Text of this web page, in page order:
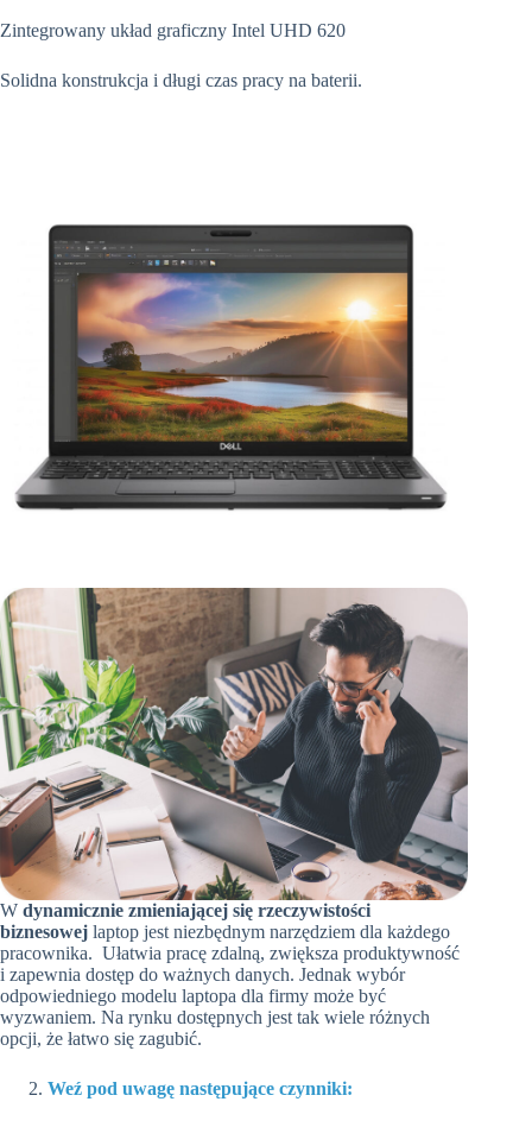
Zintegrowany układ graficzny Intel UHD 620
Solidna konstrukcja i długi czas pracy na baterii.
W dynamicznie zmieniającej się rzeczywistości
biznesowej laptop jest niezbędnym narzędziem dla każdego
pracownika. Ułatwia pracę zdalną, zwiększa produktywność
i zapewnia dostęp do ważnych danych. Jednak wybór
odpowiedniego modelu laptopa dla firmy może być
wyzwaniem. Na rynku dostępnych jest tak wiele różnych
opcji, że łatwo się zagubić.
Weź pod uwagę następujące czynniki: